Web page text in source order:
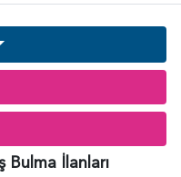
Bulma İlanları